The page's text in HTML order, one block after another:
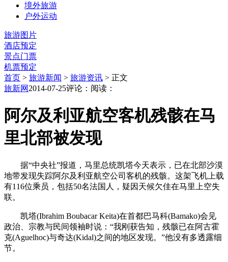
境外旅游
户外运动
旅游图片
酒店预定
景点门票
机票预定
首页 > 旅游新闻 > 旅游资讯 > 正文
旅新网 2014-07-25评论： 阅读：
阿尔及利亚航空客机残骸在马
里北部被发现
据“中央社”报道，马里总统凯塔今天表示，已在北部沙漠
地带发现失踪阿尔及利亚航空公司客机的残骸。这架飞机上载
有116位乘员，包括50名法国人，疑因天候欠佳在马里上空失
联。
凯塔(Ibrahim Boubacar Keita)在首都巴马科(Bamako)会见
政治、宗教与民间领袖时说：“我刚获告知，残骸已在阿古霍
克(Aguelhoc)与奇达(Kidal)之间的地区发现。”他没有多透露细
节。